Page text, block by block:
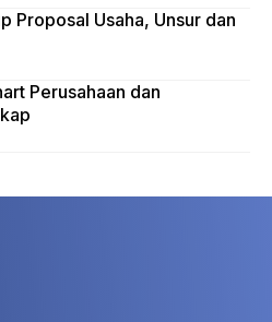
Proposal Usaha, Unsur dan
Perusahaan dan